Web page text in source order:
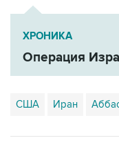
ХРОНИКА
Операция
США Иран